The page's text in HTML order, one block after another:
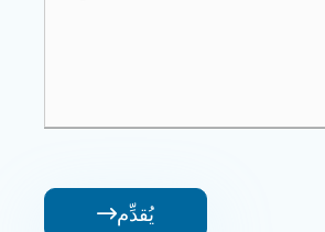
يُقدِّم